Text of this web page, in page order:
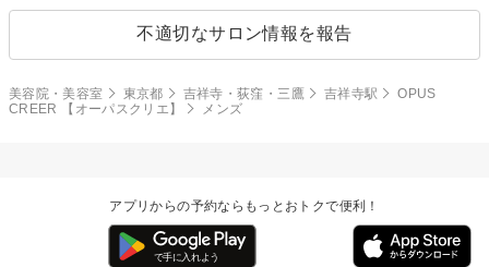
不適切なサロン情報を報告
美容院・美容室 東京都 吉祥寺・荻窪・三鷹 吉祥寺駅
OPUS
CREER 【オーパスクリエ】
メンズ
アプリからの予約ならもっとおトクで便利！